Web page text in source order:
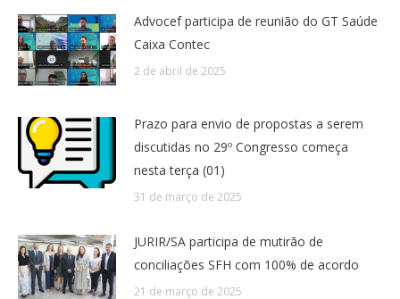
Advocef participa de reunião do GT Saúde
Caixa Contec
2 de abril de 2025
Prazo para envio de propostas a serem
discutidas no 29º Congresso começa
nesta terça (01)
31 de março de 2025
JURIR/SA participa de mutirão de
conciliações SFH com 100% de acordo
21 de março de 2025